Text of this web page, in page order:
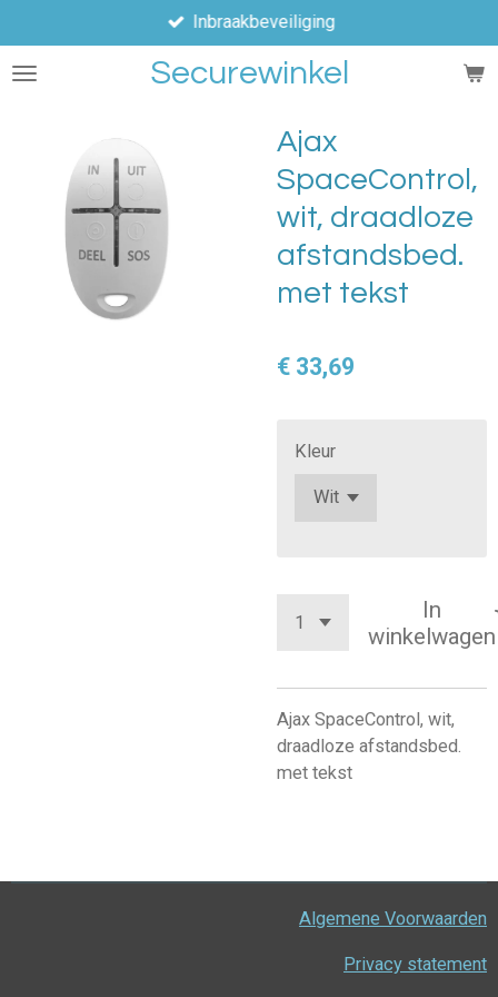
direct
naar
Securewinkel
Inbraakbeveiliging
Ajax
SpaceControl,
wit, draadloze
afstandsbed.
met tekst
€ 33,69
Kleur
In
winkelwagen
Ajax SpaceControl, wit,
draadloze afstandsbed.
met tekst
Algemene Voorwaarden
Privacy statement